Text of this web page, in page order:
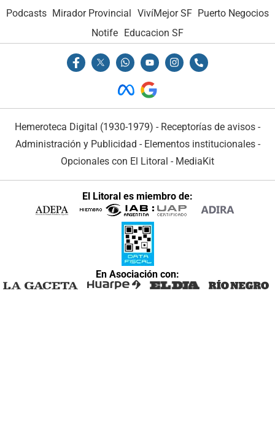
Podcasts Mirador Provincial VivíMejor SF Puerto Negocios
Notife Educacion SF
Hemeroteca Digital (1930-1979) - Receptorías de avisos -
Administración y Publicidad - Elementos institucionales-
Opcionales con El Litoral - MediaKit
El Litoral es miembro de:
En Asociación con: